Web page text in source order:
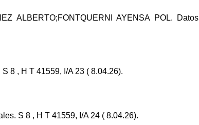
ALBERTO;FONTQUERNI AYENSA POL. Datos
8 , H T 41559, I/A 23 ( 8.04.26).
S 8 , H T 41559, I/A 24 ( 8.04.26).